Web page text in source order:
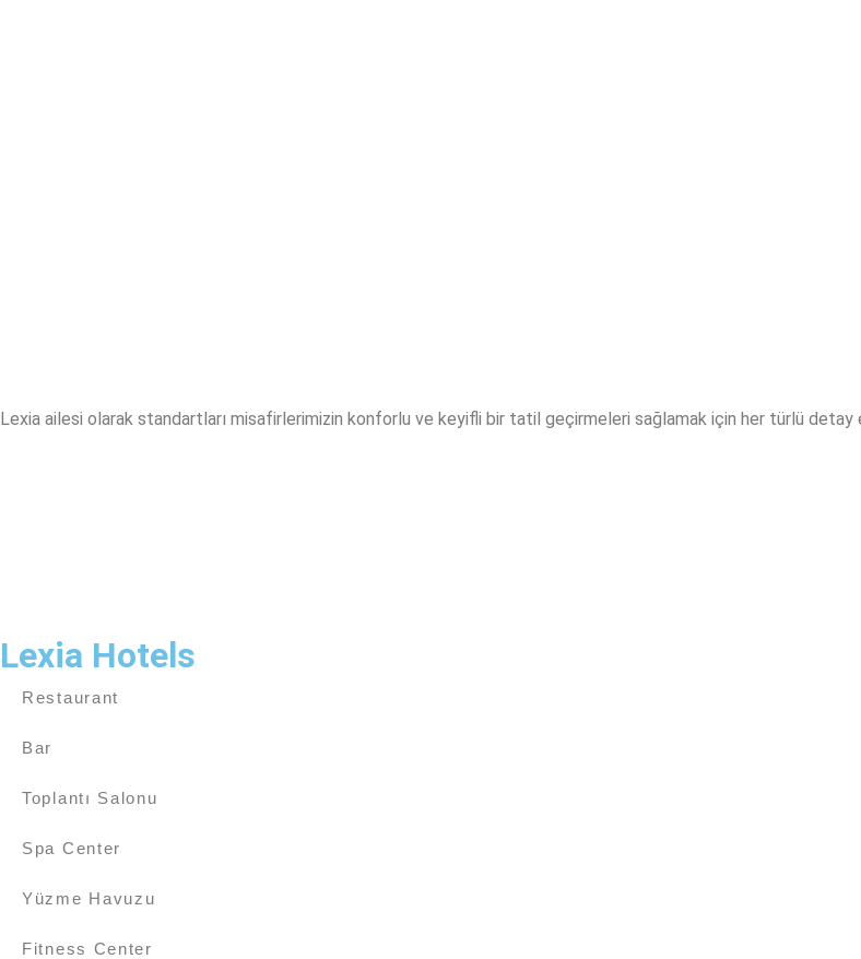
Lexia ailesi olarak standartları misafirlerimizin konforlu ve keyifli bir tatil geçirmeleri sağlamak için her türlü detay
Lexia Hotels
Restaurant
Bar
Toplantı Salonu
Spa Center
Yüzme Havuzu
Fitness Center